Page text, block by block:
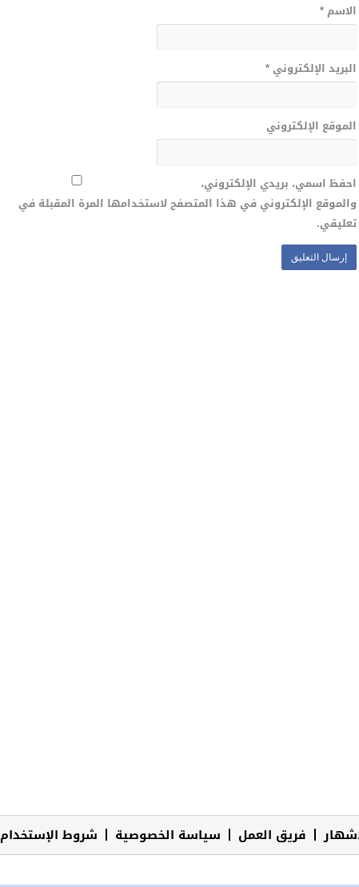
الاسم*
البريد الإلكتروني*
الموقع الإلكتروني
احفظ اسمي، بريدي الإلكتروني،
والموقع الإلكتروني في هذا المتصفح لاستخدامها المرة المقبلة في
تعليقي.
فريق العمل سياسة الخصوصية شروط الإستخدام